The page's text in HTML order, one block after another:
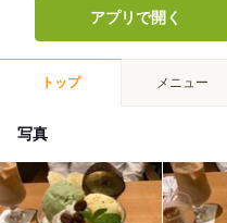
アプリで開く
トップ メニュー
写真